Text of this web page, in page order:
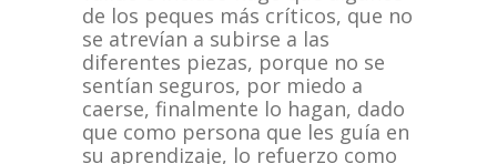
de los peques más críticos, que no
se atrevían a subirse a las
diferentes piezas, porque no se
sentían seguros, por miedo a
caerse, finalmente lo hagan, dado
que como persona que les guía en
su aprendizaje, lo refuerzo como